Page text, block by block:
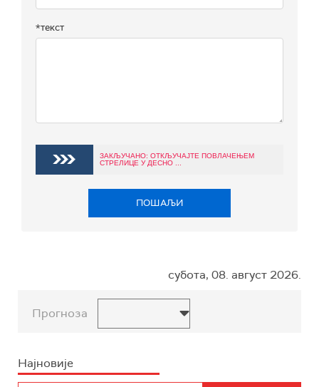
*текст
ЗАКЉУЧАНО: ОТКЉУЧАЈТЕ ПОВЛАЧЕЊЕМ
СТРЕЛИЦЕ У ДЕСНО ...
ПОШАЉИ
субота, 08. август 2026.
Прогноза
Најновије